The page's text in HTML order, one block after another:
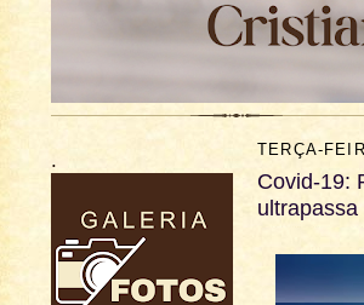
. TERÇA-
Covid-19: